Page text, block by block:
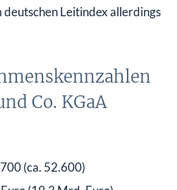
Leitindex allerdings
Co. KGaA
(ca. 52.600)